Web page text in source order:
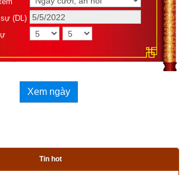
(DL)
Xem ngày
Tin hot